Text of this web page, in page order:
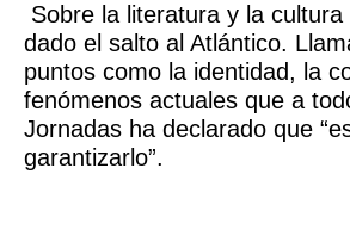
Sobre la literatura y la
dado el salto al Atlántico.
puntos como la identidad, la
fenómenos actuales que a
Jornadas ha declarado que
garantizarlo”.